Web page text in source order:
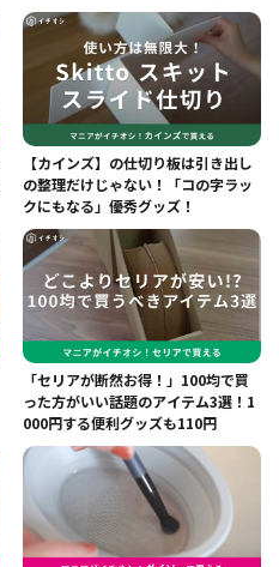
【カインズ】の仕切り板は引き出し
の整理だけじゃない！「コの字ラッ
クにもなる」優秀グッズ！
「セリアが断然お得！」100均で買
った方がいい話題のアイテム3選！1
000円する便利グッズも110円